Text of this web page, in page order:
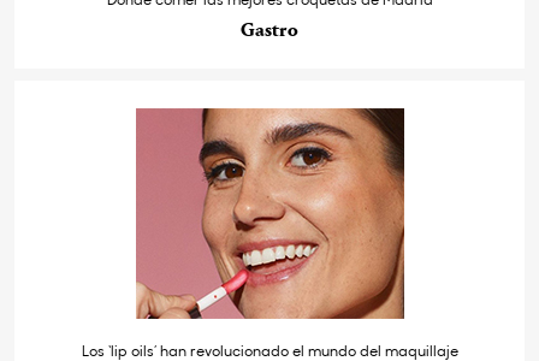
Gastro
Los ‘lip oils’ han revolucionado el mundo del maquillaje